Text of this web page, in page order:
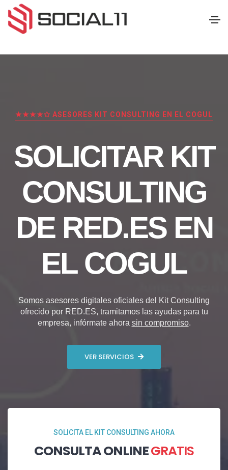
★★★★✩ ASESORES KIT CONSULTING EN EL COGUL
SOLICITAR KIT
CONSULTING
DE RED.ES EN
EL COGUL
Somos asesores digitales oficiales del Kit Consulting
ofrecido por RED.ES, tramitamos las ayudas para tu
empresa, infórmate ahora sin compromiso.
VER SERVICIOS
SOLICITA EL KIT CONSULTING AHORA
CONSULTA ONLINEGRATIS